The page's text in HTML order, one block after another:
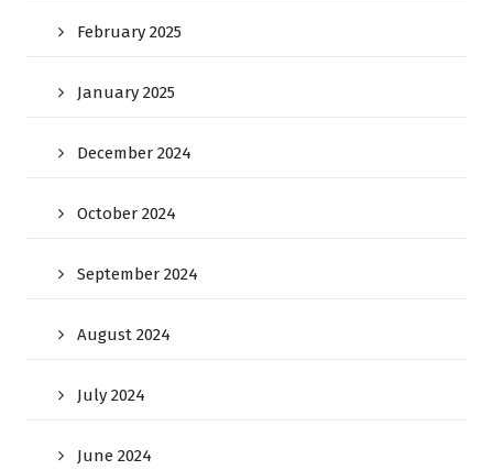
February 2025
January 2025
December 2024
October 2024
September 2024
August 2024
July 2024
June 2024